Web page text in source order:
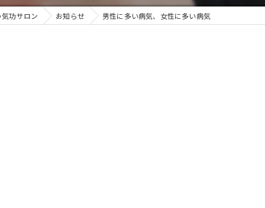
功サロン お知らせ 男性に多い病気、女性に多い病気